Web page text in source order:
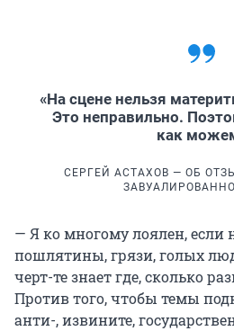
«На сцене нельзя
Это неправильно.
как
СЕРГЕЙ АСТАХОВ — ОБ
— Я ко многому лоялен, если
пошлятины, грязи, голых
черт-те знает где, сколько
Против того, чтобы темы
анти-, извините,